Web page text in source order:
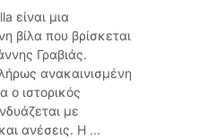
είναι μια
βίλα που βρίσκεται
Γραβιάς.
ανακαινισμένη
ο ιστορικός
με
ανέσεις. Η ...